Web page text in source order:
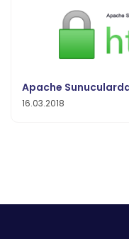
Apache
16.03.2018